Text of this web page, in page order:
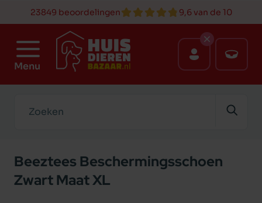
23849 beoordelingen 9,6 van de 10
Menu
Beeztees Beschermingsschoen
Zwart Maat XL